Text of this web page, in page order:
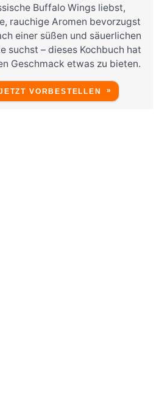
Buffalo Wings liebst,
rauchige Aromen bevorzugst
einer süßen und säuerlichen
suchst – dieses Kochbuch hat
Geschmack etwas zu bieten.
VORBESTELLEN